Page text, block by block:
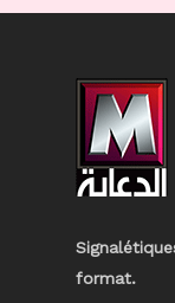
format.